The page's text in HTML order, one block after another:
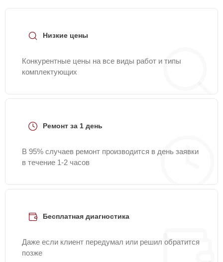
Низкие цены
Конкурентные цены на все виды работ и типы
комплектующих
Ремонт за 1 день
В 95% случаев ремонт производится в день заявки
в течение 1-2 часов
Бесплатная диагностика
Даже если клиент передумал или решил обратится
позже